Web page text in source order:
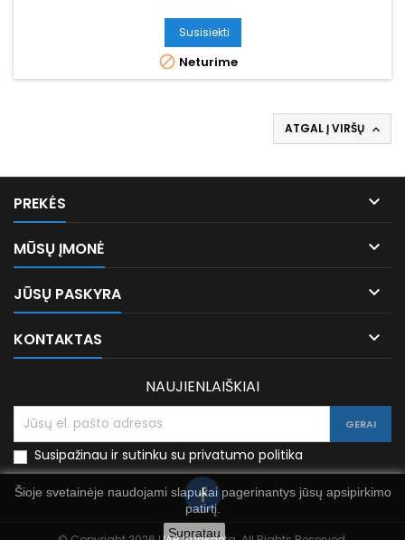
Susisiekti
 Neturime
ATGAL Į VIRŠŲ 
PREKĖS 
MŪSŲ ĮMONĖ 
JŪSŲ PASKYRA 
KONTAKTAS 
Šioje svetainėje naudojami slapukai pagerinantys jūsų apsipirkimo
patirtį.
Supratau
NAUJIENLAIŠKIAI
Susipažinau ir sutinku su privatumo politika